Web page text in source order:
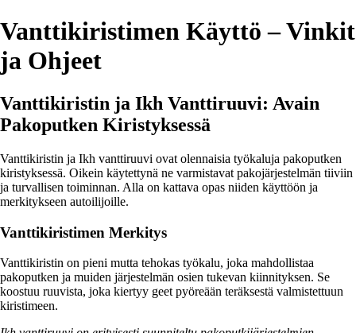
Vanttikiristimen Käyttö – Vinkit
ja Ohjeet
Vanttikiristin ja Ikh Vanttiruuvi: Avain
Pakoputken Kiristyksessä
Vanttikiristin ja Ikh vanttiruuvi ovat olennaisia työkaluja pakoputken
kiristyksessä. Oikein käytettynä ne varmistavat pakojärjestelmän tiiviin
ja turvallisen toiminnan. Alla on kattava opas niiden käyttöön ja
merkitykseen autoilijoille.
Vanttikiristimen Merkitys
Vanttikiristin on pieni mutta tehokas työkalu, joka mahdollistaa
pakoputken ja muiden järjestelmän osien tukevan kiinnityksen. Se
koostuu ruuvista, joka kiertyy geet pyöreään teräksestä valmistettuun
kiristimeen.